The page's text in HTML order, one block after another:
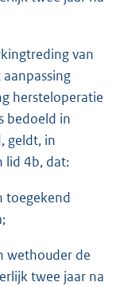
van
hersteloperatie
bedoeld in
geldt, in
lid 4b, dat:
toegekend
wethouder de
twee jaar na